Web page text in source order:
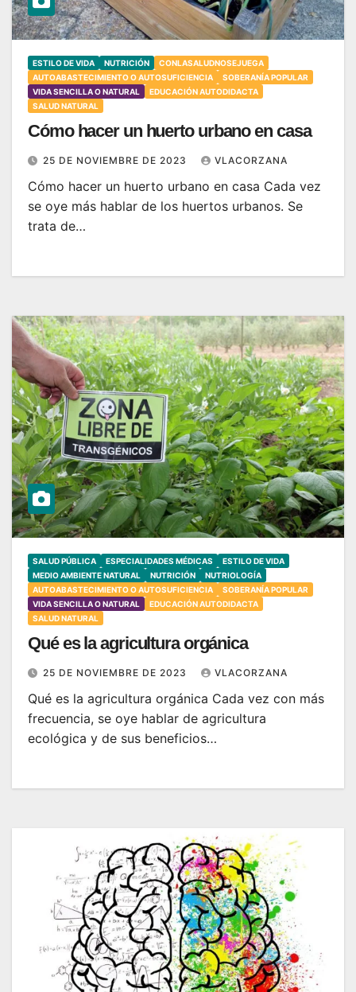
ESTILO DE VIDA NUTRICIÓN
CONLASALUDNOSEJUEGA
AUTOABASTECIMIENTO O AUTOSUFICIENCIA
SOBERANÍA POPULAR
VIDA SENCILLA O NATURAL
EDUCACIÓN AUTODIDACTA
SALUD NATURAL
Cómo hacer un huerto urbano en casa
25 DE NOVIEMBRE DE 2023 VLACORZANA
Cómo hacer un huerto urbano en casa Cada vez
se oye más hablar de los huertos urbanos. Se
trata de…
SALUD PÚBLICA ESPECIALIDADES MÉDICAS
ESTILO DE VIDA
MEDIO AMBIENTE NATURAL
NUTRICIÓN
NUTRIOLOGÍA
AUTOABASTECIMIENTO O AUTOSUFICIENCIA
SOBERANÍA POPULAR
VIDA SENCILLA O NATURAL
EDUCACIÓN AUTODIDACTA
SALUD NATURAL
Qué es la agricultura orgánica
25 DE NOVIEMBRE DE 2023 VLACORZANA
Qué es la agricultura orgánica Cada vez con más
frecuencia, se oye hablar de agricultura
ecológica y de sus beneficios…